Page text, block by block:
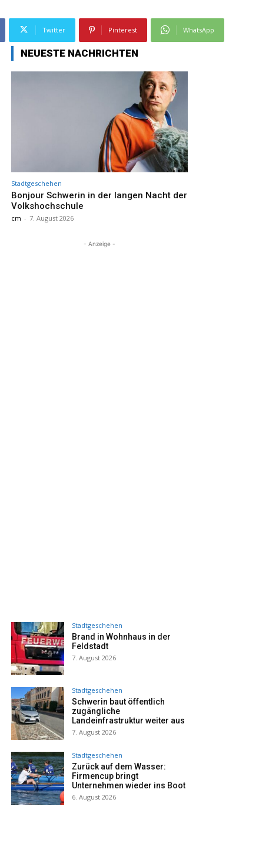
Twitter Pinterest WhatsApp
NEUESTE NACHRICHTEN
Stadtgeschehen
Bonjour Schwerin in der langen Nacht der
Volkshochschule
cm - 7. August 2026
- Anzeige -
Stadtgeschehen
Brand in Wohnhaus in der
Feldstadt
7. August 2026
Stadtgeschehen
Schwerin baut öffentlich
zugängliche
Landeinfrastruktur weiter aus
7. August 2026
Stadtgeschehen
Zurück auf dem Wasser:
Firmencup bringt
Unternehmen wieder ins Boot
6. August 2026